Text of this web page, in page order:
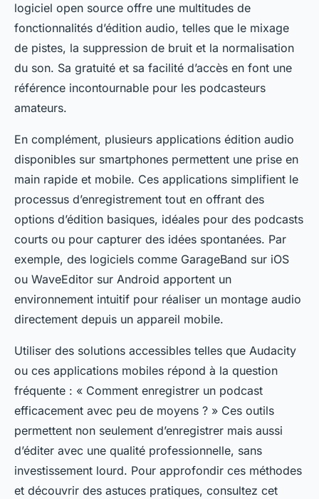
logiciel open source offre une multitudes de
fonctionnalités d’édition audio, telles que le mixage
de pistes, la suppression de bruit et la normalisation
du son. Sa gratuité et sa facilité d’accès en font une
référence incontournable pour les podcasteurs
amateurs.
En complément, plusieurs applications édition audio
disponibles sur smartphones permettent une prise en
main rapide et mobile. Ces applications simplifient le
processus d’enregistrement tout en offrant des
options d’édition basiques, idéales pour des podcasts
courts ou pour capturer des idées spontanées. Par
exemple, des logiciels comme GarageBand sur iOS
ou WaveEditor sur Android apportent un
environnement intuitif pour réaliser un montage audio
directement depuis un appareil mobile.
Utiliser des solutions accessibles telles que Audacity
ou ces applications mobiles répond à la question
fréquente : « Comment enregistrer un podcast
efficacement avec peu de moyens ? » Ces outils
permettent non seulement d’enregistrer mais aussi
d’éditer avec une qualité professionnelle, sans
investissement lourd. Pour approfondir ces méthodes
et découvrir des astuces pratiques, consultez cet